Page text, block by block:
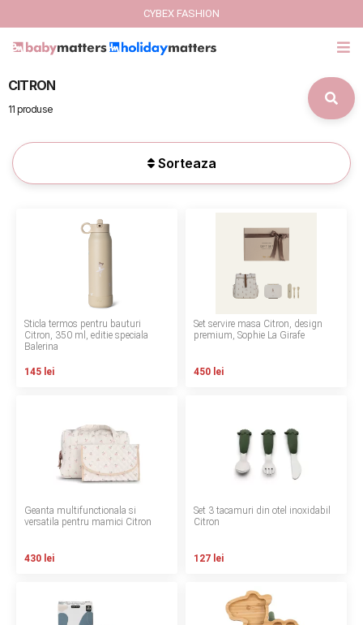
Italbaby Collections
SCAUNE AUTO
SCOICI AUTO
JUCARII
BABY MONITORS
CYBEX FASHION
CITRON
11 produse
Sorteaza
Sticla termos pentru bauturi
Citron, 350 ml, editie speciala
Balerina
145 lei
Set servire masa Citron, design
premium, Sophie La Girafe
450 lei
Geanta multifunctionala si
versatila pentru mamici Citron
430 lei
Set 3 tacamuri din otel inoxidabil
Citron
127 lei